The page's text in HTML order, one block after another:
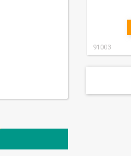
91003